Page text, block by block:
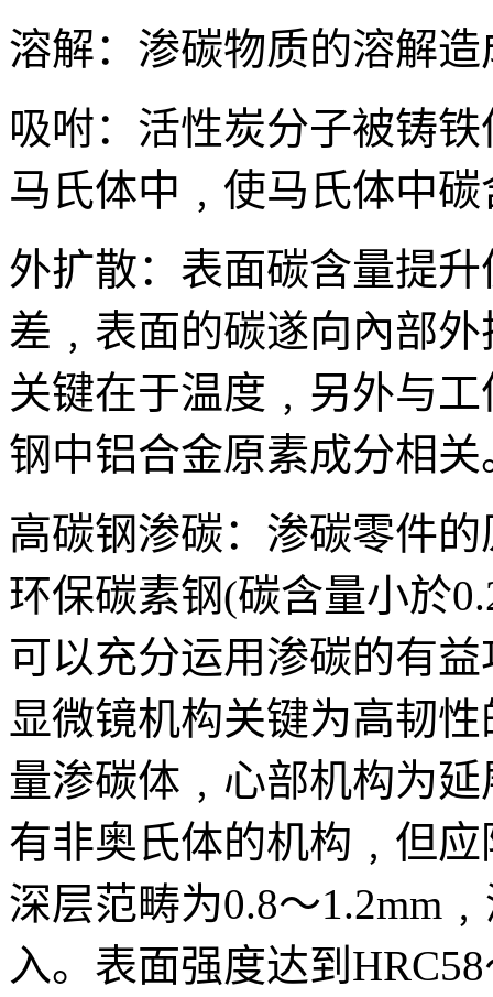
溶解：渗碳物质的溶解
吸咐：活性炭分子被铸
马氏体中﹐使马氏体中
外扩散：表面碳含量提
差﹐表面的碳遂向內部
关键在于温度﹐另外与
钢中铝合金原素成分相关
高碳钢渗碳：渗碳零件
环保碳素钢(碳含量小於
可以充分运用渗碳的有
显微镜机构关键为高韧
量渗碳体﹐心部机构为
有非奥氏体的机构﹐但
深层范畴为0.8～
入。表面强度达到